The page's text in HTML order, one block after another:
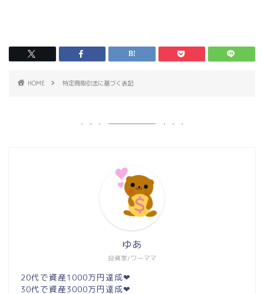
HOME 特定商取引法に基づく表記
投資家/ワーママ
ゆあ
20代で資産1000万円達成❤︎
30代で資産3000万円達成❤︎